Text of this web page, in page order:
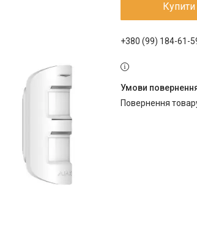
Купити
+380 (99) 184-61-
повернення